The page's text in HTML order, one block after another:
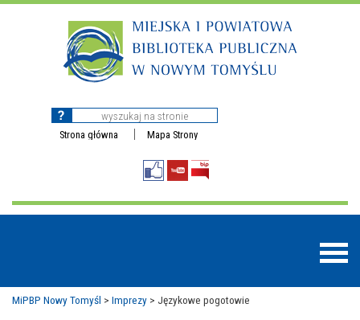
Strona główna Mapa Strony
MiPBP Nowy Tomyśl > Imprezy > Językowe pogotowie